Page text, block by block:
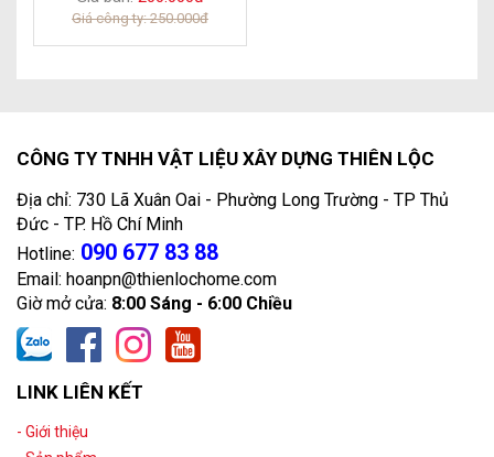
Giá công ty: 250.000đ
CÔNG TY TNHH VẬT LIỆU XÂY DỰNG THIÊN LỘC
Địa chỉ: 730 Lã Xuân Oai - Phường Long Trường - TP Thủ
Đức - TP. Hồ Chí Minh
Hotline: 090 677 83 88
Email: hoanpn@thienlochome.com
Giờ mở cửa: 8:00 Sáng - 6:00 Chiều
LINK LIÊN KẾT
- Giới thiệu